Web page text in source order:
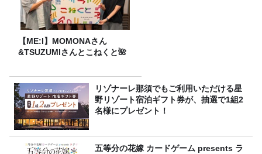
【ME:I】MOMONAさん
&TSUZUMIさんとこねくと🌺
リゾナーレ那須でもご利用いただける星
野リゾート宿泊ギフト券が、抽選で1組2
名様にプレゼント！
五等分の花嫁 カードゲーム presents ラ